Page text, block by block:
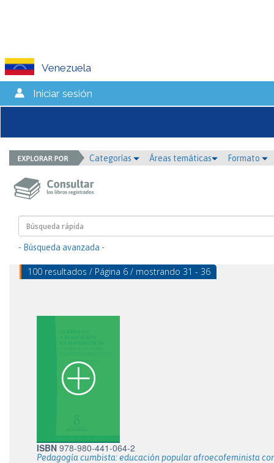
Venezuela
Iniciar sesión
Categorías Áreas temáticas Formato
- Búsqueda avanzada -
100 resultados / Página 6 / mostrando 31 - 36
ISBN 978-980-441-064-2
Pedagogía cumbista: educación popular afroecofeminista